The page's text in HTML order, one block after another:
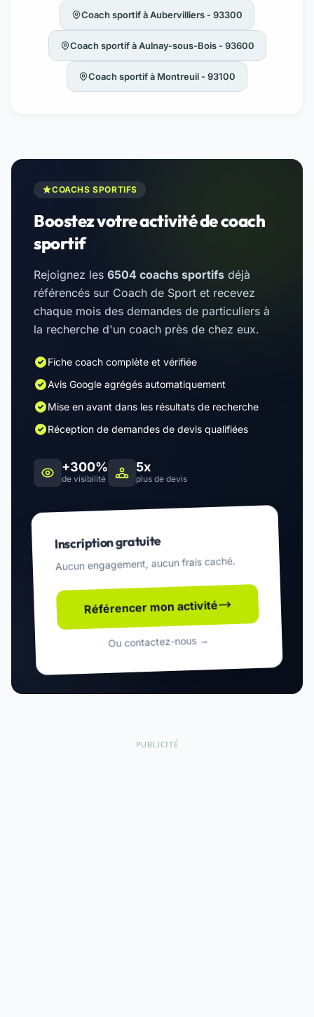
Coach sportif à Aubervilliers - 93300
Coach sportif à Aulnay-sous-Bois - 93600
Coach sportif à Montreuil - 93100
COACHS SPORTIFS
Boostez votre activité de coach
sportif
Rejoignez les 6504 coachs sportifs déjà
référencés sur Coach de Sport et recevez
chaque mois des demandes de particuliers à
la recherche d'un coach près de chez eux.
Fiche coach complète et vérifiée
Avis Google agrégés automatiquement
Mise en avant dans les résultats de recherche
Réception de demandes de devis qualifiées
+300%
de visibilité
5x
plus de devis
Inscription gratuite
Aucun engagement, aucun frais caché.
Référencer mon activité
Ou contactez-nous →
PUBLICITÉ